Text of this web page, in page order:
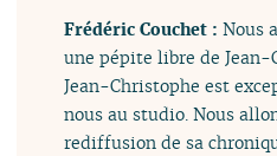
Frédéric Couchet :Nous
une pépite libre de Jean-
Jean-Christophe est
nous au studio. Nous
rediffusion de sa